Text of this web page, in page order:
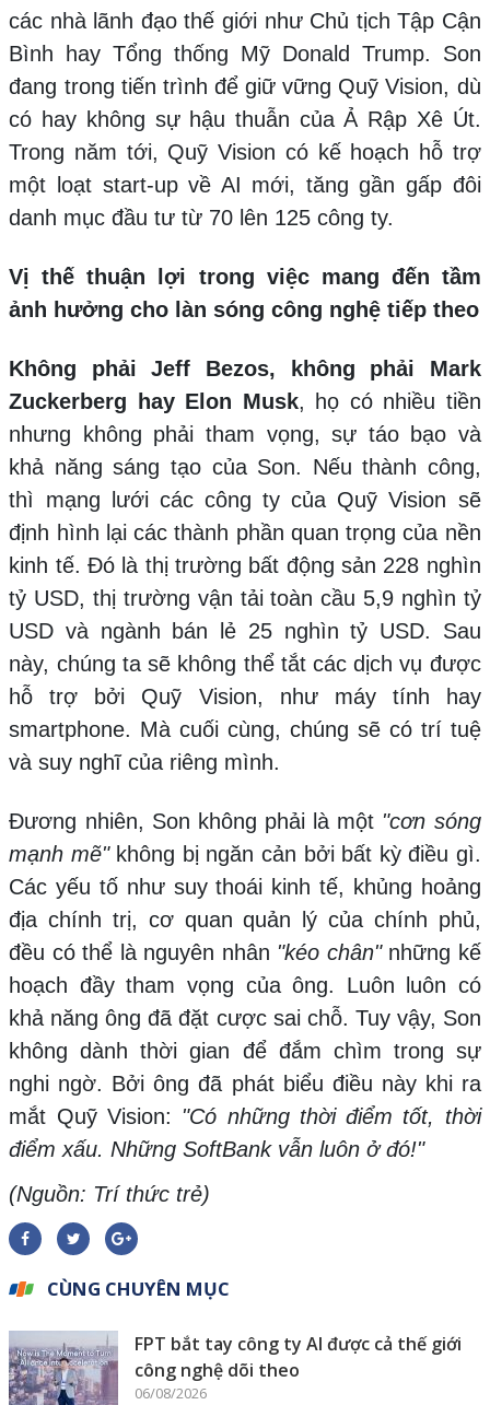
các nhà lãnh đạo thế giới như Chủ tịch Tập Cận
Bình hay Tổng thống Mỹ Donald Trump. Son
đang trong tiến trình để giữ vững Quỹ Vision, dù
có hay không sự hậu thuẫn của Ả Rập Xê Út.
Trong năm tới, Quỹ Vision có kế hoạch hỗ trợ
một loạt start-up về AI mới, tăng gần gấp đôi
danh mục đầu tư từ 70 lên 125 công ty.
Vị thế thuận lợi trong việc mang đến tầm
ảnh hưởng cho làn sóng công nghệ tiếp theo
Không phải Jeff Bezos, không phải Mark
Zuckerberg hay Elon Musk, họ có nhiều tiền
nhưng không phải tham vọng, sự táo bạo và
khả năng sáng tạo của Son. Nếu thành công,
thì mạng lưới các công ty của Quỹ Vision sẽ
định hình lại các thành phần quan trọng của nền
kinh tế. Đó là thị trường bất động sản 228 nghìn
tỷ USD, thị trường vận tải toàn cầu 5,9 nghìn tỷ
USD và ngành bán lẻ 25 nghìn tỷ USD. Sau
này, chúng ta sẽ không thể tắt các dịch vụ được
hỗ trợ bởi Quỹ Vision, như máy tính hay
smartphone. Mà cuối cùng, chúng sẽ có trí tuệ
và suy nghĩ của riêng mình.
Đương nhiên, Son không phải là một "cơn sóng
mạnh mẽ"không bị ngăn cản bởi bất kỳ điều gì.
Các yếu tố như suy thoái kinh tế, khủng hoảng
địa chính trị, cơ quan quản lý của chính phủ,
đều có thể là nguyên nhân "kéo chân"những kế
hoạch đầy tham vọng của ông. Luôn luôn có
khả năng ông đã đặt cược sai chỗ. Tuy vậy, Son
không dành thời gian để đắm chìm trong sự
nghi ngờ. Bởi ông đã phát biểu điều này khi ra
mắt Quỹ Vision: "Có những thời điểm tốt, thời
điểm xấu. Những SoftBank vẫn luôn ở đó!"
(Nguồn: Trí thức trẻ)
CÙNG CHUYÊN MỤC
FPT bắt tay công ty AI được cả thế giới
công nghệ dõi theo
06/08/2026